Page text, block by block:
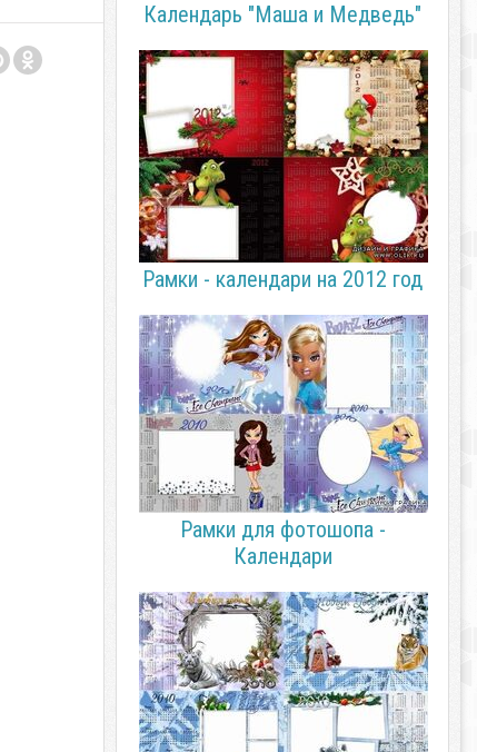
Календарь "Маша и Медведь"
Рамки - календари на 2012 год
Рамки для фотошопа -
Календари